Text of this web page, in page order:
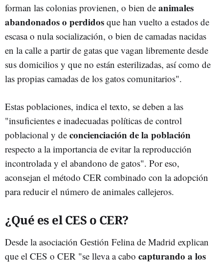
forman las colonias provienen, o bien de animales
abandonados o perdidos que han vuelto a estados de
escasa o nula socialización, o bien de camadas nacidas
en la calle a partir de gatas que vagan libremente desde
sus domicilios y que no están esterilizadas, así como de
las propias camadas de los gatos comunitarios".
Estas poblaciones, indica el texto, se deben a las
"insuficientes e inadecuadas políticas de control
poblacional y de concienciación de la población
respecto a la importancia de evitar la reproducción
incontrolada y el abandono de gatos". Por eso,
aconsejan el método CER combinado con la adopción
para reducir el número de animales callejeros.
¿Qué es el CES o CER?
Desde la asociación Gestión Felina de Madrid explican
que el CES o CER "se lleva a cabo capturando a los